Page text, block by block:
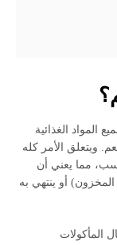
المواد الغذائية
ويتعلق الأمر كله
مما يعني أن
أو ينتهي به
المأكولات